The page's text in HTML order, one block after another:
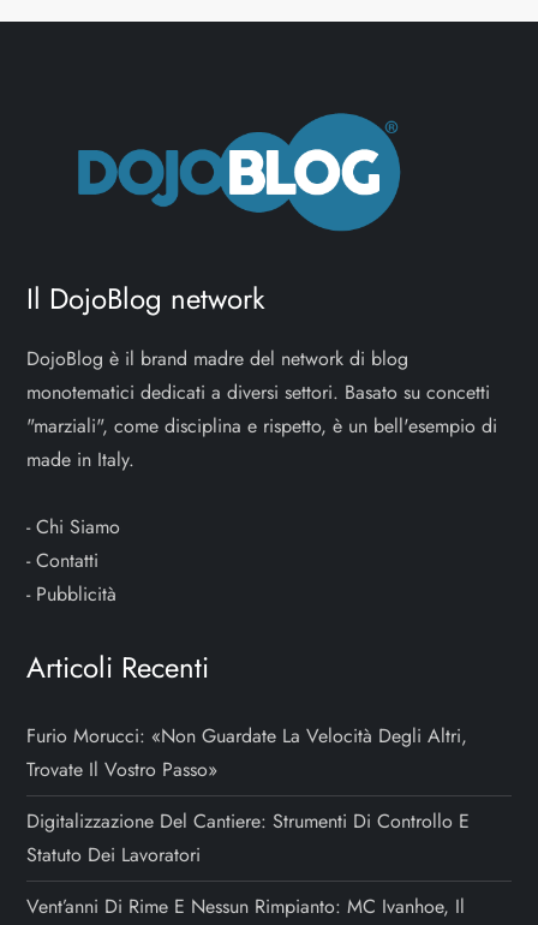
Il DojoBlog network
DojoBlog è il brand madre del network di blog
monotematici dedicati a diversi settori. Basato su concetti
"marziali", come disciplina e rispetto, è un bell'esempio di
made in Italy.
-Chi Siamo
-Contatti
- Pubblicità
Articoli Recenti
Furio Morucci: «Non Guardate La Velocità Degli Altri,
Trovate Il Vostro Passo»
Digitalizzazione Del Cantiere: Strumenti Di Controllo E
Statuto Dei Lavoratori
Vent’anni Di Rime E Nessun Rimpianto: MC Ivanhoe, Il